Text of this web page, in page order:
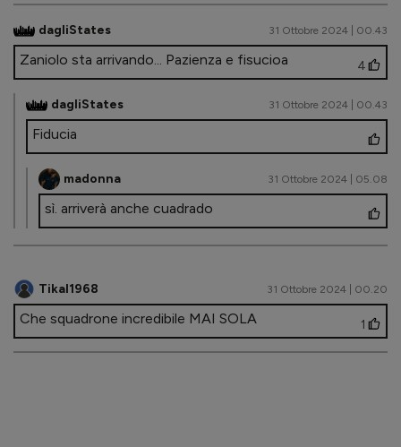
dagliStates 31 Ottobre 2024 | 00.43
Zaniolo sta arrivando... Pazienza e fisucioa 4
dagliStates 31 Ottobre 2024 | 00.43
Fiducia
madonna 31 Ottobre 2024 | 05.08
sì. arriverà anche cuadrado
Tikal1968 31 Ottobre 2024 | 00.20
Che squadrone incredibile MAI SOLA 1